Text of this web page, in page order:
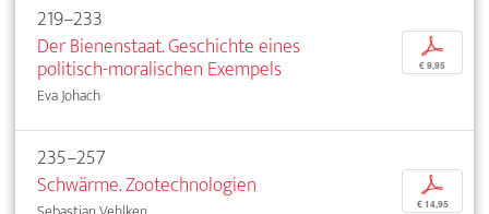
219–233
Der Bienenstaat. Geschichte eines
politisch-moralischen Exempels
Eva Johach
p
€ 9,95
235–257
Schwärme. Zootechnologien
p
€ 14,95